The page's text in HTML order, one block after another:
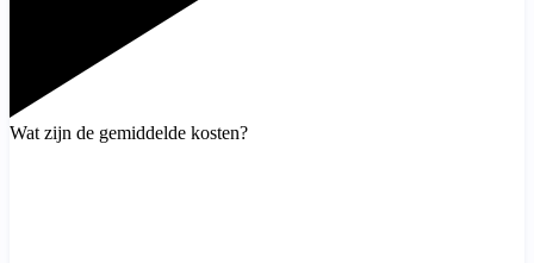
Wat zijn de gemiddelde kosten?